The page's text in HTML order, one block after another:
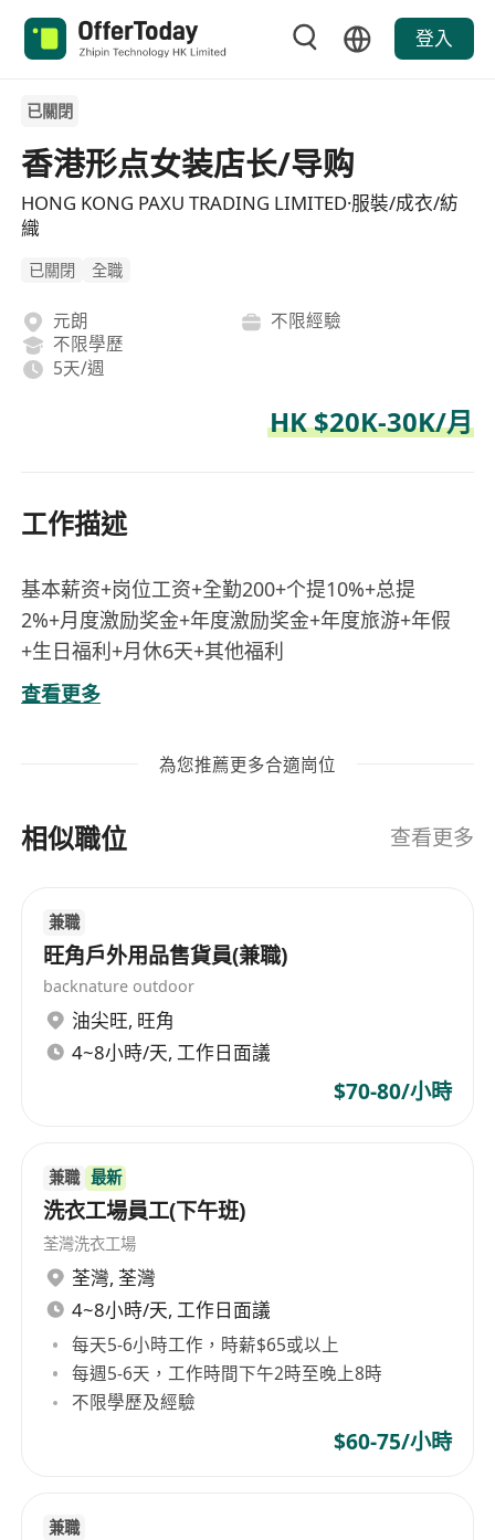
登入
已關閉
香港形点女装店长/导购
HONG KONG PAXU TRADING LIMITED·服裝/成衣/紡
織
已關閉 全職
元朗
不限經驗
不限學歷
5天/週
HK $20K-30K/月
工作描述
基本薪资+岗位工资+全勤200+个提10%+总提
2%+月度激励奖金+年度激励奖金+年度旅游+年假
+生日福利+月休6天+其他福利
上班小时：为8小时制
任职要求：
2.会使用基本的电脑操作
4.学习能力强，心态积极，阳光开朗
7.1年以上销售工作经验
查看更多
為您推薦更多合適崗位
相似職位 查看更多
兼職
旺角戶外用品售貨員(兼職)
backnature outdoor
油尖旺, 旺角
4~8小時/天, 工作日面議
$70-80/小時
兼職 最新
洗衣工場員工(下午班)
荃灣洗衣工場
荃灣, 荃灣
4~8小時/天, 工作日面議
每天5-6小時工作，時薪$65或以上
每週5-6天，工作時間下午2時至晚上8時
不限學歷及經驗
$60-75/小時
兼職